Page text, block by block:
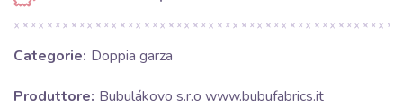
Categorie: Doppia garza
Produttore: Bubulákovo s.r.o www.bubufabrics.it